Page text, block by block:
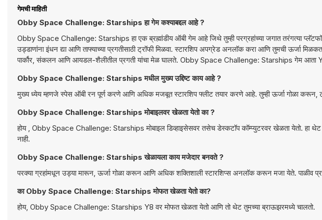
गेमची माहिती
Obby Space Challenge: Starships हा गेम कश्याबद्दल आहे ?
Obby Space Challenge: Starships हा एक ब्रह्मांडीय ऑबी गेम आहे जिथे तुम्ही परग्रहांच्या जगात तरंगत्या
उड्डाणांना इंधन द्या आणि ताफ्याच्या प्रगतीसाठी ट्रॉफी मिळवा. स्टारशिप अपग्रेड अनलॉक करा आणि तुमची ऊर्जा मिळकत
पार्कौर, संकलन आणि आयडल-शैलीतील प्रगती यांचा मेळ घालते. Obby Space Challenge: Starships गेम आता
Obby Space Challenge: Starships मधील मुख्य उद्दिष्ट काय आहे ?
मुख्य ध्येय म्हणजे स्पेस ऑबी रन पूर्ण करणे आणि अधिक मजबूत स्टारशिप फ्लीट तयार करणे आहे. तुम्ही ऊर्जा गोळा
Obby Space Challenge: Starships मोबाइलवर खेळता येतो का ?
होय , Obby Space Challenge: Starships मोबाइल डिव्हाइसेसवर तसेच डेस्कटॉप कॉम्प्युटरवर खेळता येतो. हा थेट ब्राऊझरमध्ये चालतो आणि कोणतेही डाउनलोड करण्याची गरज
नाही.
Obby Space Challenge: Starships खेळायला काय मजेदार बनवते ?
परक्या ग्रहांमधून उड्या मारून, ऊर्जा गोळा करून आणि अधिक शक्तिशाली स्टारशिप्स अनलॉक करून मजा येते. पाळीव
का Obby Space Challenge: Starships मोफत खेळता येतो का?
होय, Obby Space Challenge: Starships Y8 वर मोफत खेळता येतो आणि तो थेट तुमच्या ब्राऊझरमध्ये चालतो.